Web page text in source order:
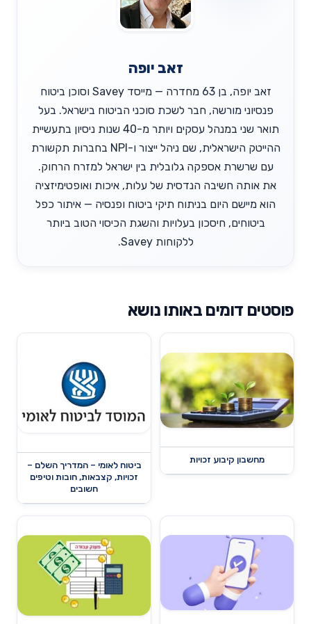
זאב יופה
זאב יופה, בן 63 מחדרה — מייסד Savey וסוכן ביטוח
פנסיוני מורשה, חבר לשכת סוכני הביטוח בישראל. בעל
תואר שני במנהל עסקים ויותר מ-40 שנות ניסיון בתעשיית
ההייטק הישראלית, שם ניהל ייצור ו-NPI בחברות תקשורת
עם שרשרת אספקה גלובלית בין ישראל למזרח הרחוק.
את אותה חשיבה הנדסית של עלות, איכות ואופטימיזציה
הוא מיישם היום בניתוח תיקי ביטוח ופנסיה — איתור כפל
ביטוחים, חיסכון בעלויות והשגת הכיסוי הטוב ביותר
ללקוחות Savey.
פוסטים דומים באותו נושא
מחשבון קיבוע זכויות
ביטוח לאומי – המדריך השלם –
זכויות, קצבאות, חובות וטיפים
חשובים